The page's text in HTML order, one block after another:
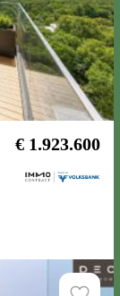
€ 1.923.600